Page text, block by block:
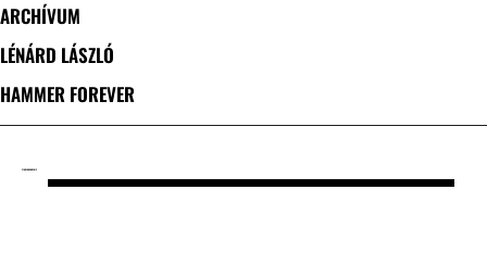
ARCHÍVUM
LÉNÁRD LÁSZLÓ
HAMMER FOREVER